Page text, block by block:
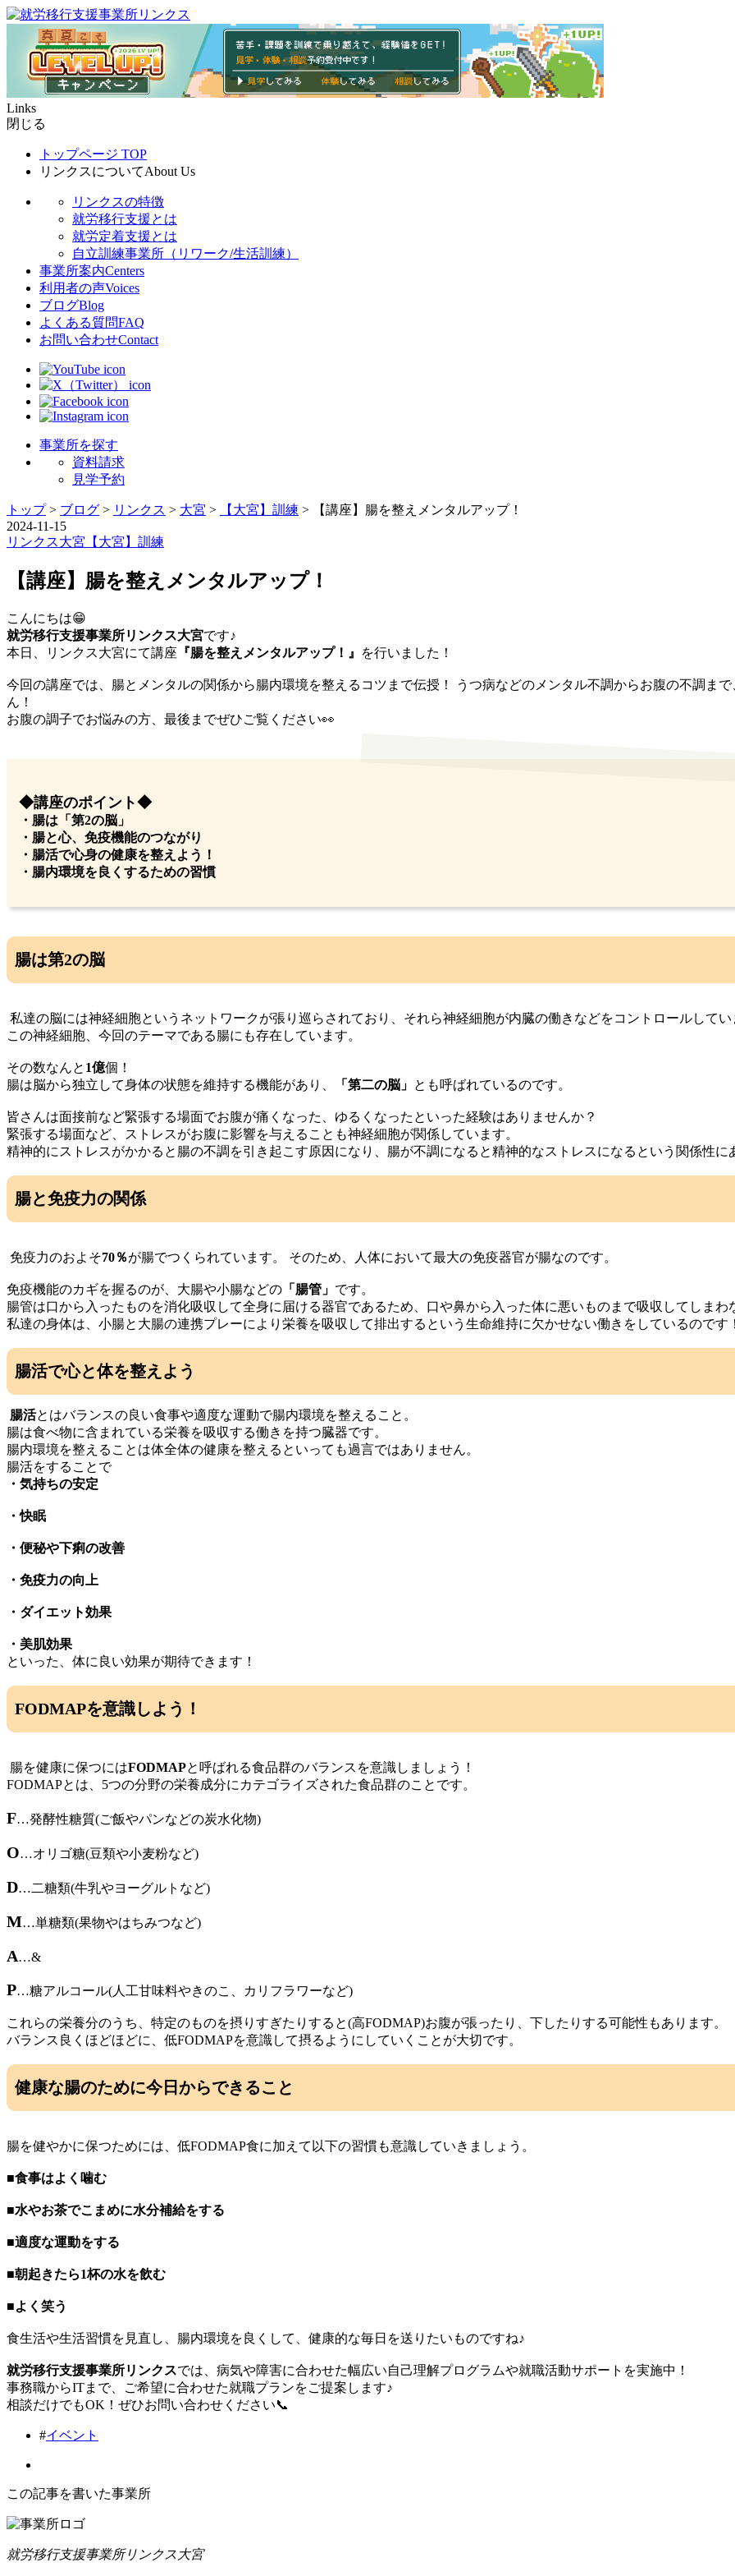
Links
閉じる
トップページ TOP
リンクスについてAbout Us
リンクスの特徴
就労移行支援とは
就労定着支援とは
自立訓練事業所（リワーク/生活訓練）
事業所案内Centers
利用者の声Voices
ブログBlog
よくある質問FAQ
お問い合わせContact
事業所を探す
資料請求
見学予約
トップ> ブログ > リンクス > 大宮 > 【大宮】訓練 >
【講座】腸を整えメンタルアップ！
2024-11-15
リンクス大宮 【大宮】訓練
【講座】腸を整えメンタルアップ！
こんにちは😁
就労移行支援事業所リンクス大宮です♪
本日、リンクス大宮にて講座 『腸を整えメンタルアップ！』 を行いました！
今回の講座では、腸とメンタルの関係から腸内環境を整えるコツまで伝授！ うつ病などのメンタル不調からお腹の不調ま
ん！
お腹の調子でお悩みの方、最後までぜひご覧ください👀
◆講座のポイント◆
・腸は「第2の脳」
・腸と心、免疫機能のつながり
・腸活で心身の健康を整えよう！
・腸内環境を良くするための習慣
腸は第2の脳
私達の脳には神経細胞というネットワークが張り巡らされており、それら神経細胞が内臓の働きなどをコントロールしてい
この神経細胞、今回のテーマである腸にも存在しています。
その数なんと 1億個！
腸は脳から独立して身体の状態を維持する機能があり、
「第二の脳」 とも呼ばれているのです。
皆さんは面接前など緊張する場面でお腹が痛くなった、ゆるくなったといった経験はありませんか？
緊張する場面など、ストレスがお腹に影響を与えることも神経細胞が関係しています。
精神的にストレスがかかると腸の不調を引き起こす原因になり、腸が不調になると精神的なストレスになるという関係性に
腸と免疫力の関係
免疫力のおよそ70％が腸でつくられています。 そのため、人体において最大の免疫器官が腸なのです。
免疫機能のカギを握るのが、大腸や小腸などの 「腸管」 です。
腸管は口から入ったものを消化吸収して全身に届ける器官であるため、口や鼻から入った体に悪いものまで吸収してしま
私達の身体は、小腸と大腸の連携プレーにより栄養を吸収して排出するという生命維持に欠かせない働きをしているのです
腸活で心と体を整えよう
腸活とはバランスの良い食事や適度な運動で腸内環境を整えること。
腸は食べ物に含まれている栄養を吸収する働きを持つ臓器です。
腸内環境を整えることは体全体の健康を整えるといっても過言ではありません。
腸活をすることで
・気持ちの安定
・快眠
・便秘や下痢の改善
・免疫力の向上
・ダイエット効果
・美肌効果
といった、体に良い効果が期待できます！
FODMAPを意識しよう！
腸を健康に保つにはFODMAPと呼ばれる食品群のバランスを意識しましょう！
FODMAPとは、5つの分野の栄養成分にカテゴライズされた食品群のことです。
F…発酵性糖質(ご飯やパンなどの炭水化物)
O…オリゴ糖(豆類や小麦粉など)
D…二糖類(牛乳やヨーグルトなど)
M…単糖類(果物やはちみつなど)
A…&
P…糖アルコール(人工甘味料やきのこ、カリフラワーなど)
これらの栄養分のうち、特定のものを摂りすぎたりすると(高FODMAP)お腹が張ったり、下したりする可能性もあります。
バランス良くほどほどに、低FODMAPを意識して摂るようにしていくことが大切です。
健康な腸のために今日からできること
腸を健やかに保つためには、低FODMAP食に加えて以下の習慣も意識していきましょう。
■食事はよく噛む
■水やお茶でこまめに水分補給をする
■適度な運動をする
■朝起きたら1杯の水を飲む
■よく笑う
食生活や生活習慣を見直し、腸内環境を良くして、健康的な毎日を送りたいものですね♪
就労移行支援事業所リンクスでは、病気や障害に合わせた幅広い自己理解プログラムや就職活動サポートを実施中！
事務職からITまで、ご希望に合わせた就職プランをご提案します♪
相談だけでもOK！ぜひお問い合わせください📞
#イベント
この記事を書いた事業所
就労移行支援事業所リンクス大宮